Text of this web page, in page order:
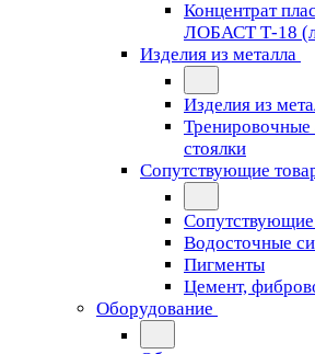
Концентрат
ЛОБАСТ Т-18
Изделия из металла
Изделия из
Тренировочные
стоялки
Сопутствующие
Водосточные
Пигменты
Цемент,
Оборудование